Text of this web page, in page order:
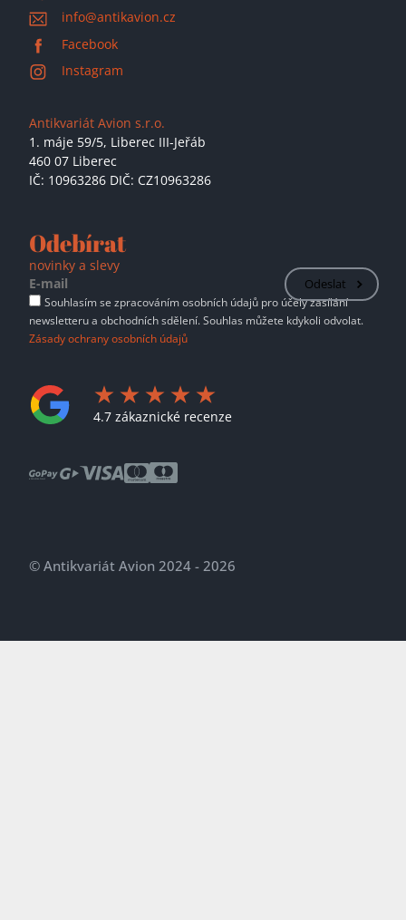
info@antikavion.cz
Facebook
Instagram
Antikvariát Avion s.r.o.
1. máje 59/5, Liberec III-Jeřáb
460 07 Liberec
IČ: 10963286 DIČ: CZ10963286
Odebírat
novinky a slevy
Odeslat
Souhlasím se zpracováním osobních údajů pro účely zasílání
newsletteru a obchodních sdělení. Souhlas můžete kdykoli odvolat.
Zásady ochrany osobních údajů
4.7 zákaznické recenze
© Antikvariát Avion 2024 - 2026